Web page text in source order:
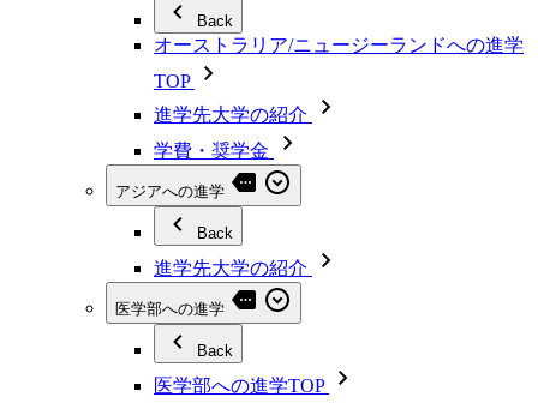
Back
オーストラリア/ニュージーランドへの進学
TOP
進学先大学の紹介
学費・奨学金
アジアへの進学
Back
進学先大学の紹介
医学部への進学
Back
医学部への進学TOP